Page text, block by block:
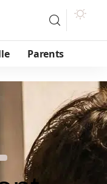
Parents